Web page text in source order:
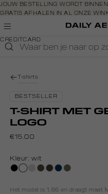
Navigeer
direct naar
de
Open de
direct
footer
JOUW BESTELLING WORDT
GRATIS AFHALEN IN AL ONZE
GRATIS RETOURNEREN BINNEN 14
BETAAL ZOALS JIJ WILT: O.A.
CREDITCARD
T-shirts
BESTSELLER
T-SHIRT MET
LOGO
€15.00
Kleur:wit
zwart
wit taupe,
donkerkhaki
chocodonkerblauw
lichtbruin
Het model is 1.86 en draagt maat